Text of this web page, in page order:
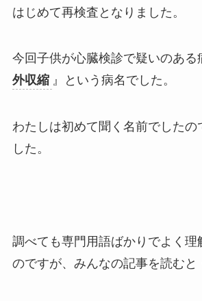
はじめて再検査となりました。
今回子供が心臓検診で疑いのある
外収縮 』という病名でした。
わたしは初めて聞く名前でしたの
した。
調べても専門用語ばかりでよく理
のですが、みんなの記事を読むと